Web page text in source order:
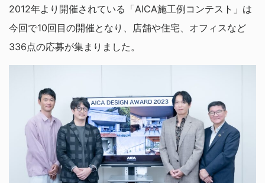
2012年より開催されている「AICA施工例コンテスト」は
今回で10回目の開催となり、店舗や住宅、オフィスなど
336点の応募が集まりました。